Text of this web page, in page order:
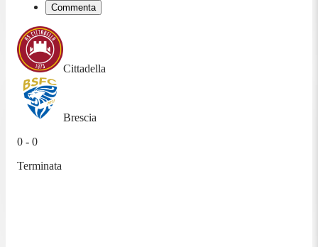
Commenta
Cittadella
Brescia
0 - 0
Terminata